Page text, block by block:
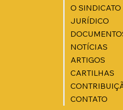
O SINDICATO
JURÍDICO
NOTÍCIAS
ARTIGOS
CARTILHAS
CONTATO